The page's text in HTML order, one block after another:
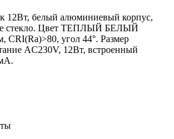
12Вт, белый алюминиевый корпус,
стекло. Цвет ТЕПЛЫЙ БЕЛЫЙ
CRI(Ra)>80, угол 44°. Размер
AC230V, 12Вт, встроенный